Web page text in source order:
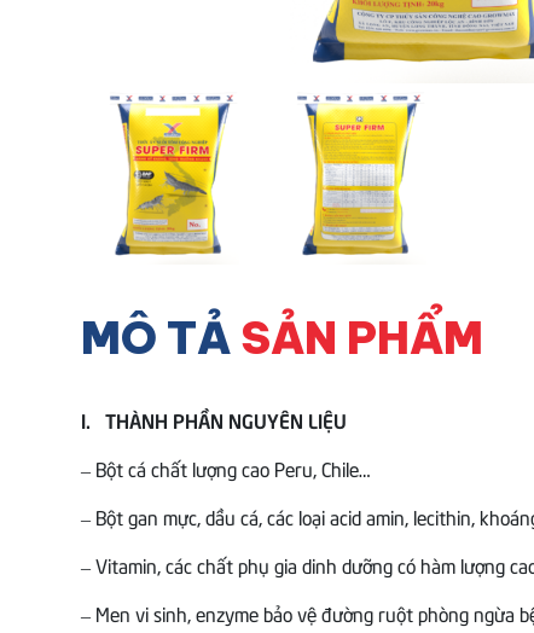
MÔ TẢSẢN PHẨM
I. THÀNH PHẦN NGUYÊN LIỆU
– Bột cá chất lượng cao Peru, Chile…
– Bột gan mực, dầu cá, các loại acid amin, lecithin,
– Vitamin, các chất phụ gia dinh dưỡng có hàm lượng
– Men vi sinh, enzyme bảo vệ đường ruột phòng ngừa